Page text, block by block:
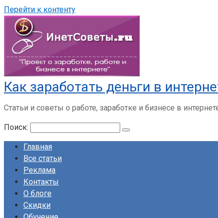
Перейти к контенту
Как заработать деньги в
Статьи и советы о работе, заработке и бизнесе в
Поиск:
Главная
Все статьи
Реклама
Контакты
О блоге
Скидки